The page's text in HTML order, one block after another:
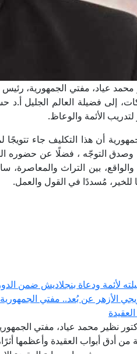
عياد، مفتي الجمهورية، رئيس
إلى فضيلة العالم الجليل أ.د
لتدريب الأئمة والوعاظ.
أن هذا التكليف جاء
وصدق التوجّه ، فضلًا عن حضوره
بين التراث والمعاصرة،
للخير، مُسددًا في القول والعمل.
لأئمة ودعاة بنجلاديش ضمن الدورة
الأزهر عن بُعد.. مفتي
نظير محمد عياد، مفتي
من أدق أبواب العقيدة وأعظمها